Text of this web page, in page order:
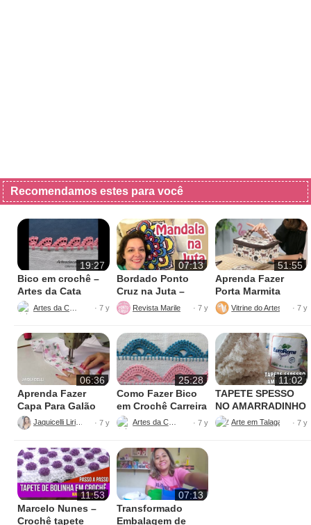
Recomendamos estes para você
19:27
Bico em crochê –
Artes da Cata
· 7 y
07:13
Bordado Ponto
Cruz na Juta –
Fácil de Fazer
Revista Marileny Ponto Cruz
· 7 y
51:55
Aprenda Fazer
Porta Marmita
Térmica
Vitrine do Artesanato
· 7 y
06:36
Aprenda Fazer
Capa Para Galão
de Água – 20 litros
Jaquicelli Liriane · 7 y
25:28
Como Fazer Bico
em Crochê Carreira
Única
Artes da Cata · 7 y
11:02
TAPETE SPESSO
NO AMARRADINHO
PERFEITO
· 7 y
11:53
Marcelo Nunes –
Crochê tapete
07:13
Transformado
Embalagem de